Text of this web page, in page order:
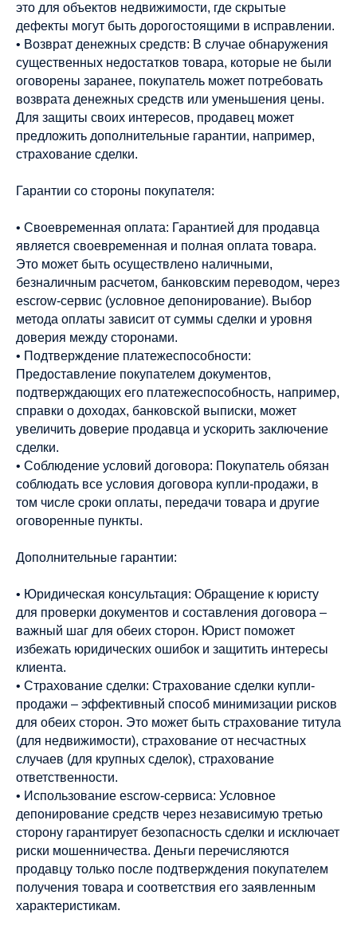
это для объектов недвижимости, где скрытые
дефекты могут быть дорогостоящими в исправлении.
• Возврат денежных средств: В случае обнаружения
существенных недостатков товара, которые не были
оговорены заранее, покупатель может потребовать
возврата денежных средств или уменьшения цены.
Для защиты своих интересов, продавец может
предложить дополнительные гарантии, например,
страхование сделки.
Гарантии со стороны покупателя:
• Своевременная оплата: Гарантией для продавца
является своевременная и полная оплата товара.
Это может быть осуществлено наличными,
безналичным расчетом, банковским переводом, через
escrow-сервис (условное депонирование). Выбор
метода оплаты зависит от суммы сделки и уровня
доверия между сторонами.
• Подтверждение платежеспособности:
Предоставление покупателем документов,
подтверждающих его платежеспособность, например,
справки о доходах, банковской выписки, может
увеличить доверие продавца и ускорить заключение
сделки.
• Соблюдение условий договора: Покупатель обязан
соблюдать все условия договора купли-продажи, в
том числе сроки оплаты, передачи товара и другие
оговоренные пункты.
Дополнительные гарантии:
• Юридическая консультация: Обращение к юристу
для проверки документов и составления договора –
важный шаг для обеих сторон. Юрист поможет
избежать юридических ошибок и защитить интересы
клиента.
• Страхование сделки: Страхование сделки купли-
продажи – эффективный способ минимизации рисков
для обеих сторон. Это может быть страхование титула
(для недвижимости), страхование от несчастных
случаев (для крупных сделок), страхование
ответственности.
• Использование escrow-сервиса: Условное
депонирование средств через независимую третью
сторону гарантирует безопасность сделки и исключает
риски мошенничества. Деньги перечисляются
продавцу только после подтверждения покупателем
получения товара и соответствия его заявленным
характеристикам.